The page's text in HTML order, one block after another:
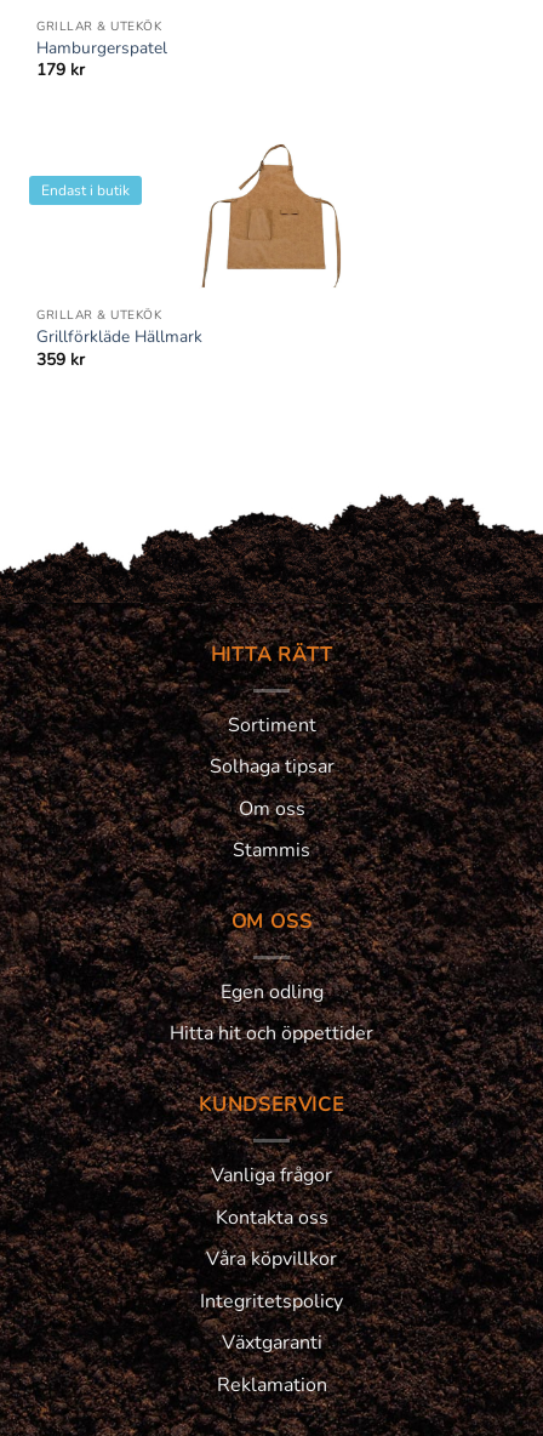
GRILLAR & UTEKÖK
Hamburgerspatel
179 kr
Endast i butik
GRILLAR & UTEKÖK
Grillförkläde Hällmark
359 kr
HITTA RÄTT
Sortiment
Solhaga tipsar
Om oss
Stammis
OM OSS
Egen odling
Hitta hit och öppettider
KUNDSERVICE
Vanliga frågor
Kontakta oss
Våra köpvillkor
Integritetspolicy
Växtgaranti
Reklamation